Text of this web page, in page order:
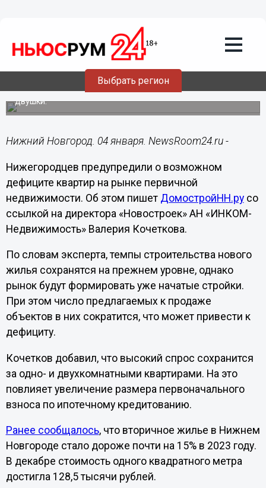
Выбрать регион
Дефицит квартир прогнозируется в
нижегородских новостройках в 2024
году
Большим спросом будут пользоваться однушки и
двушки.
Нижний Новгород. 04 января. NewsRoom24.ru -
Нижегородцев предупредили о возможном
дефиците квартир на рынке первичной
недвижимости. Об этом пишет ДомостройНН.русо
ссылкой на директора «Новостроек» АН «ИНКОМ-
Недвижимость» Валерия Кочеткова.
По словам эксперта, темпы строительства нового
жилья сохранятся на прежнем уровне, однако
рынок будут формировать уже начатые стройки.
При этом число предлагаемых к продаже
объектов в них сократится, что может привести к
дефициту.
Кочетков добавил, что высокий спрос сохранится
за одно- и двухкомнатными квартирами. На это
повлияет увеличение размера первоначального
взноса по ипотечному кредитованию.
Ранее сообщалось, что вторичное жилье в Нижнем
Новгороде стало дороже почти на 15% в 2023 году.
В декабре стоимость одного квадратного метра
достигла 128,5 тысячи рублей.